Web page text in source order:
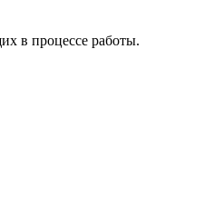
в процессе работы.